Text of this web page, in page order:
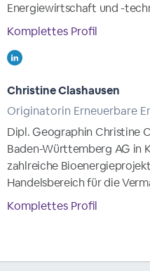
Energiewirtschaft und -
Komplettes Profil
Christine Clashausen
Originatorin Erneuerbare
Dipl. Geographin Christine
Baden-Württemberg AG in
zahlreiche
Handelsbereich für die
Komplettes Profil